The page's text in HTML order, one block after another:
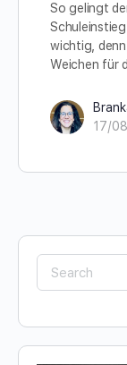
So gelingt
wichtig,
Weichen für
17/
Search
for: